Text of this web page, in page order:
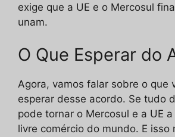
exige que a UE e o Mercosul
unam.
O Que Esperar do
Agora, vamos falar sobre o que
esperar desse acordo. Se tudo
pode tornar o Mercosul e a UE
livre comércio do mundo. E isso